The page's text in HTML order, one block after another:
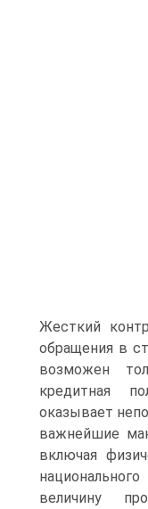
Жесткий
обращения в
возможен
кредитная
оказывает
важнейшие
включая
величину